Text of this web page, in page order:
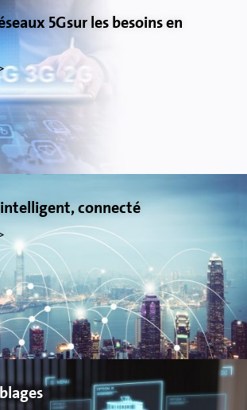
5Gsur les besoins en
connecté